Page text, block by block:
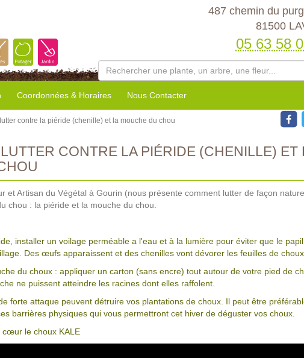
487 chemin du
81500
05 63 58
Coordonnées & Horaires Nous Contacter
contre la piéride (chenille) et la mouche du chou
CONTRE LA PIÉRIDE (CHENILLE) ET
et Artisan du Végétal à Gourin (nous présente comment lutter de façon
chou : la piéride et la mouche du chou.
installer un voilage perméable a l'eau et à la lumière pour éviter que le
Des œufs apparaissent et des chenilles vont dévorer les feuilles de choux.
du choux : appliquer un carton (sans encre) tout autour de votre pied de
ne puissent atteindre les racines dont elles raffolent.
forte attaque peuvent détruire vos plantations de choux. Il peut être
barrières physiques qui vous permettront cet hiver de déguster vos choux.
cœur le choux KALE